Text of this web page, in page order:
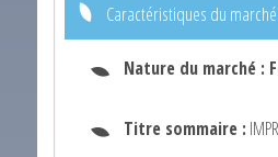
Caractéristiques du marché
Nature du marché :
Titre sommaire :